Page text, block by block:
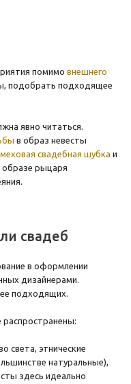
помимо внешнего
подобрать подходящее
явно читаться.
в образ невесты
меховая свадебная шубка и
рыцаря
свадеб
в оформлении
дизайнерами.
подходящих.
света, этнические
натуральные),
здесь идеально